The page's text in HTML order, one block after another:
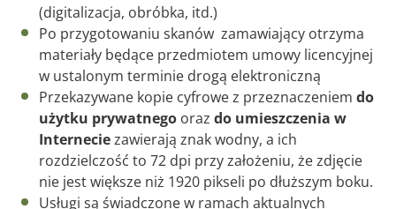
(digitalizacja, obróbka, itd.)
Po przygotowaniu skanów zamawiający otrzyma
materiały będące przedmiotem umowy licencyjnej
w ustalonym terminie drogą elektroniczną
Przekazywane kopie cyfrowe z przeznaczeniem do
użytku prywatnego oraz do umieszczenia w
Interneciezawierają znak wodny, a ich
rozdzielczość to 72 dpi przy założeniu, że zdjęcie
nie jest większe niż 1920 pikseli po dłuższym boku.
Usługi są świadczone w ramach aktualnych